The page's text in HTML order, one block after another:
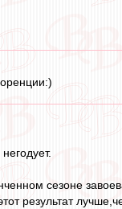
сезоне
результат